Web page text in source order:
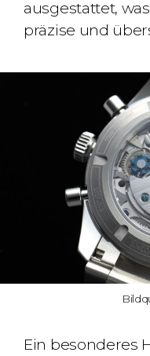
ausgestattet,
präzise und
Ein besonderes